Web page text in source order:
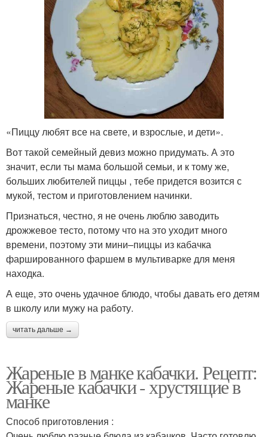
«Пиццу любят все на свете, и взрослые, и дети».
Вот такой семейный девиз можно придумать. А это
значит, если ты мама большой семьи, и к тому же,
больших любителей пиццы , тебе придется возится с
мукой, тестом и приготовлением начинки.
Признаться, честно, я не очень люблю заводить
дрожжевое тесто, потому что на это уходит много
времени, поэтому эти мини–пиццы из кабачка
фаршированного фаршем в мультиварке для меня
находка.
А еще, это очень удачное блюдо, чтобы давать его детям
в школу или мужу на работу.
читать дальше →
Жареные в манке кабачки. Рецепт:
Жареные кабачки - хрустящие в
манке
Способ приготовления :